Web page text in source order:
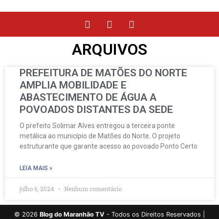
ARQUIVOS
PREFEITURA DE MATÕES DO NORTE
AMPLIA MOBILIDADE E
ABASTECIMENTO DE ÁGUA A
POVOADOS DISTANTES DA SEDE
O prefeito Solimar Alves entregou a terceira ponte
metálica ao município de Matões do Norte. O projeto
estruturante que garante acesso ao povoado Ponto Certo
LEIA MAIS »
julho 6, 2024 Nenhum comentário
© 2026 Blog do Maranhão TV - Todos os Direitos Reservados |